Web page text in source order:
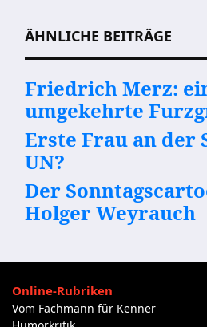
ÄHNLICHE BEITRÄGE
Friedrich Merz:
umgekehrte
Erste Frau an der
UN?
Der
Holger Weyrauch
Online-Rubriken
Vom Fachmann für Kenner